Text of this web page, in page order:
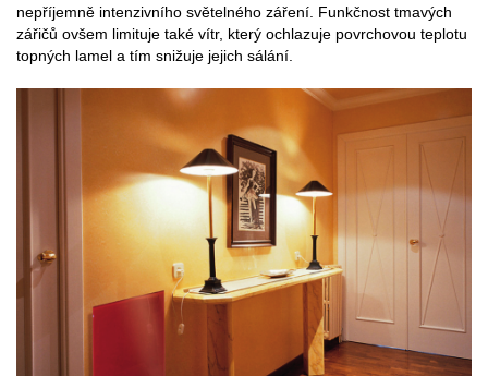
nepříjemně intenzivního světelného záření. Funkčnost tmavých
zářičů ovšem limituje také vítr, který ochlazuje povrchovou teplotu
topných lamel a tím snižuje jejich sálání.